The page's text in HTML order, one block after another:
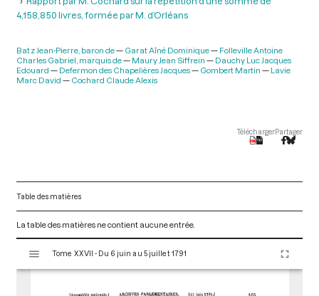
4,158,850 livres, formée par M. d’Orléans
Batz Jean-Pierre, baron de Garat Aîné Dominique
Folleville Antoine
Charles Gabriel, marquis de
Maury Jean Siffrein
Dauchy Luc Jacques
Edouard
Defermon des Chapelières Jacques Gombert Martin
Lavie
Marc David
Cochard Claude Alexis
TéléchargerPartager
Table des matières
La table des matières ne contient aucune entrée.
s
Tome XXVII - Du 6 juin au 5 juillet 1791